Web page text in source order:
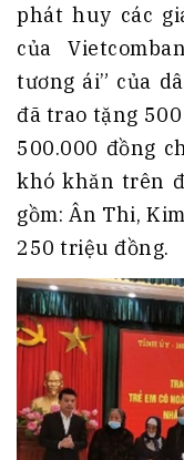
phát huy các
của
tương ái” của
đã trao tặng
500.000 đồng
khó khăn trên
gồm: Ân Thi,
250 triệu đồng.